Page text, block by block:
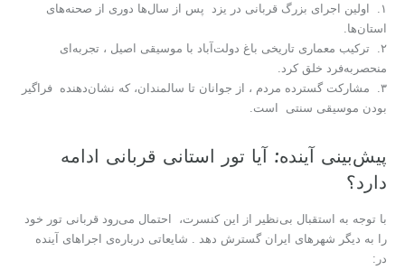
۱. اولین اجرای بزرگ قربانی در یزد پس از سال‌ها دوری از صحنه‌های
استان‌ها.
۲. ترکیب معماری تاریخی باغ دولت‌آباد با موسیقی اصیل ، تجربه‌ای
منحصربه‌فرد خلق کرد.
۳. مشارکت گسترده مردم ، از جوانان تا سالمندان، که نشان‌دهنده فراگیر
بودن موسیقی سنتی است.
پیش‌بینی آینده: آیا تور استانی قربانی ادامه
دارد؟
با توجه به استقبال بی‌نظیر از این کنسرت، احتمال می‌رود قربانی تور خود
را به دیگر شهرهای ایران گسترش دهد . شایعاتی درباره‌ی اجراهای آینده
در: